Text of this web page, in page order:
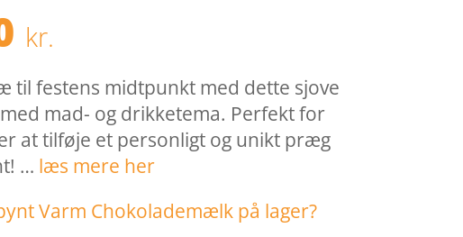
kr.
til festens midtpunkt med dette sjove
mad- og drikketema. Perfekt for
at tilføje et personligt og unikt præg
… læs mere her